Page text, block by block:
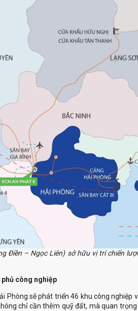
công nghiệp
chỉ cần thêm quỹ đất, mà quan